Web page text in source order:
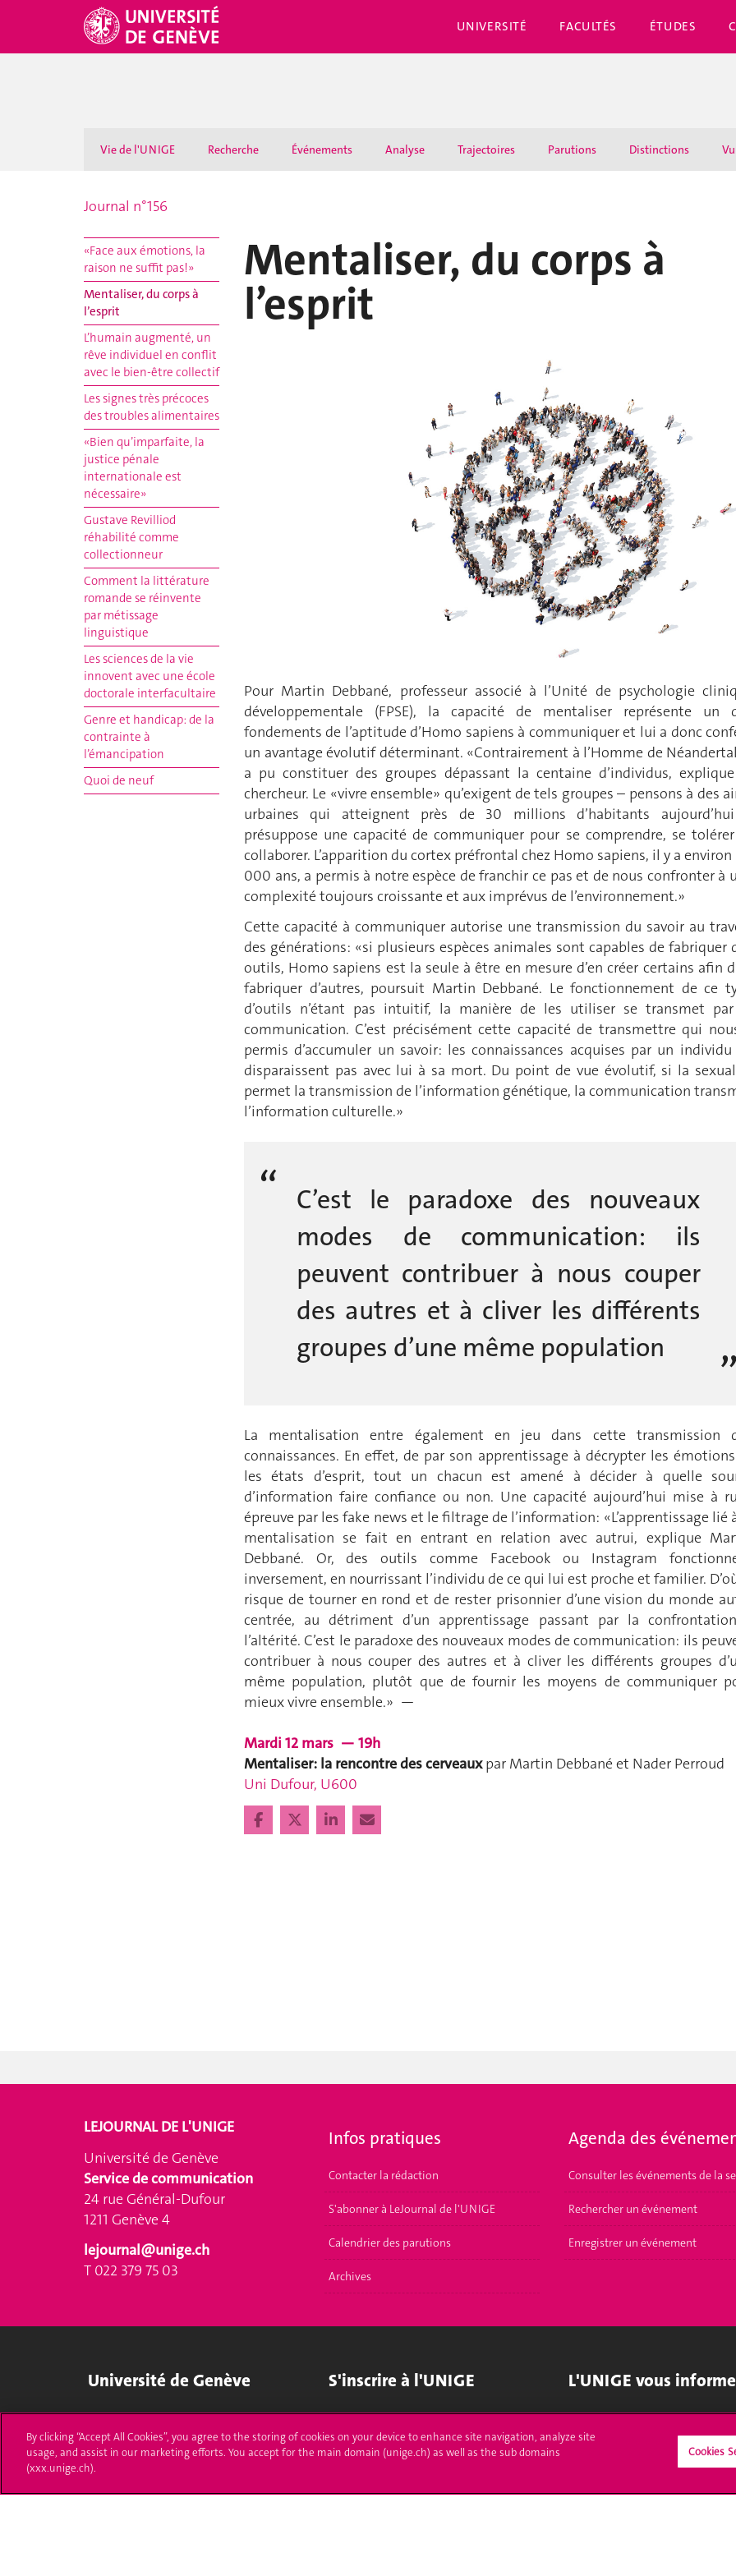
UNIVERSITÉ FACULTÉS ÉTUDES
Vie de l'UNIGE Recherche Événements Analyse Trajectoires Parutions Distinctions
Journal n°156
«Face aux émotions, la
raison ne suffit pas!»
Mentaliser, du corps à
l’esprit
L’humain augmenté, un
rêve individuel en conflit
avec le bien-être collectif
Les signes très précoces
des troubles alimentaires
«Bien qu’imparfaite, la
justice pénale
internationale est
nécessaire»
Gustave Revilliod
réhabilité comme
collectionneur
Comment la littérature
romande se réinvente
par métissage
linguistique
Les sciences de la vie
innovent avec une école
doctorale interfacultaire
Genre et handicap: de la
contrainte à
l’émancipation
Quoi de neuf
Mentaliser, du corps à
l’esprit
Pour Martin Debbané, professeur associé à l’Unité de psychologie
développementale (FPSE), la capacité de mentaliser représente un
fondements de l’aptitude d’Homo sapiens à communiquer et lui a donc
un avantage évolutif déterminant. «Contrairement à l’Homme de
a pu constituer des groupes dépassant la centaine d’individus,
chercheur. Le «vivre ensemble» qu’exigent de tels groupes – pensons à des
urbaines qui atteignent près de 30 millions d’habitants
présuppose une capacité de communiquer pour se comprendre, se
collaborer. L’apparition du cortex préfrontal chez Homo sapiens, il y a environ
000 ans, a permis à notre espèce de franchir ce pas et de nous confronter à
complexité toujours croissante et aux imprévus de l’environnement.»
Cette capacité à communiquer autorise une transmission du savoir au
des générations: «si plusieurs espèces animales sont capables de fabriquer
outils, Homo sapiens est la seule à être en mesure d’en créer certains afin
fabriquer d’autres, poursuit Martin Debbané. Le fonctionnement de ce
d’outils n’étant pas intuitif, la manière de les utiliser se transmet
communication. C’est précisément cette capacité de transmettre qui
permis d’accumuler un savoir: les connaissances acquises par un
disparaissent pas avec lui à sa mort. Du point de vue évolutif, si la
permet la transmission de l’information génétique, la communication
l’information culturelle.»
C’est le paradoxe des nouveaux
modes de communication: ils
peuvent contribuer à nous couper
des autres et à cliver les différents
groupes d’une même population
La mentalisation entre également en jeu dans cette transmission
connaissances. En effet, de par son apprentissage à décrypter les
les états d’esprit, tout un chacun est amené à décider à quelle
d’information faire confiance ou non. Une capacité aujourd’hui mise à
épreuve par les fake news et le filtrage de l’information: «L’apprentissage lié
mentalisation se fait en entrant en relation avec autrui, explique
Debbané. Or, des outils comme Facebook ou Instagram
inversement, en nourrissant l’individu de ce qui lui est proche et familier.
risque de tourner en rond et de rester prisonnier d’une vision du monde
centrée, au détriment d’un apprentissage passant par la
l’altérité. C’est le paradoxe des nouveaux modes de communication: ils
contribuer à nous couper des autres et à cliver les différents groupes
même population, plutôt que de fournir les moyens de communiquer
mieux vivre ensemble.» —
Mardi 12 mars — 19h
Mentaliser: la rencontre des cerveauxpar Martin Debbané et Nader Perroud
Uni Dufour, U600
LEJOURNAL DE L'UNIGE
Université de Genève
Service de communication
24 rue Général-Dufour
1211 Genève 4
lejournal@unige.ch
T 022 379 75 03
Infos pratiques
Contacter la rédaction
S'abonner à LeJournal de l'UNIGE
Calendrier des parutions
Archives
Agenda des
Consulter les événements de la
Rechercher un événement
Enregistrer un événement
Université de Genève
24 rue du Général-Dufour
1211 Genève 4
T. +41 (0)22 379 71 11
F. +41 (0)22 379 11 34
S'inscrire à l'UNIGE
Immatriculations
Démarches administratives
L'UNIGE vous informe
UNIGE Mobile
By clicking “Accept All Cookies”, you agree to the storing of cookies on your device to enhance site navigation, analyze site
usage, and assist in our marketing efforts. You accept for the main domain (unige.ch) as well as the sub domains
(xxx.unige.ch).
Cookies